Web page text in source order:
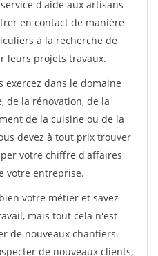
d'aide aux artisans
en contact de manière
à la recherche de
leurs projets travaux.
exercez dans le domaine
de la rénovation, de la
de la cuisine ou de la
devez à tout prix trouver
votre chiffre d'affaires
votre entreprise.
votre métier et savez
mais tout cela n'est
de nouveaux chantiers.
de nouveaux clients,